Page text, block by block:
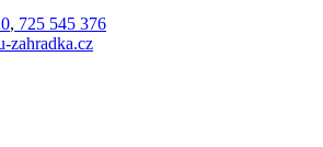
, 725 545 376
zahradka.cz